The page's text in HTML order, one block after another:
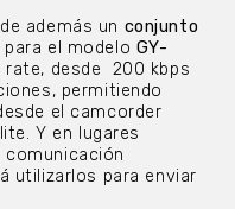
además un conjunto
el modelo GY-
rate, desde 200 kbps
permitiendo
el camcorder
Y en lugares
utilizarlos para enviar